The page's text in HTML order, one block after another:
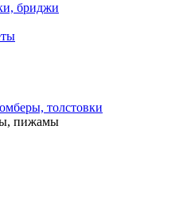
бриджи
толстовки
пижамы